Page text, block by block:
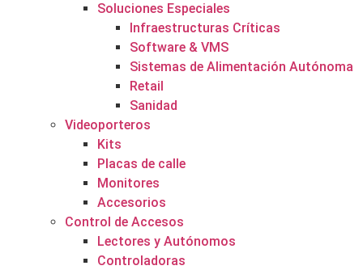
Soluciones Especiales
Infraestructuras Críticas
Software & VMS
Sistemas de Alimentación Autónoma
Retail
Sanidad
Videoporteros
Kits
Placas de calle
Monitores
Accesorios
Control de Accesos
Lectores y Autónomos
Controladoras